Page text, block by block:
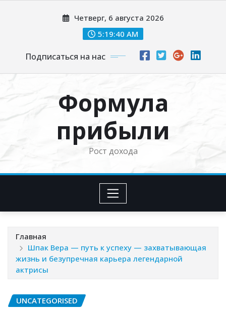
Четверг, 6 августа 2026
5:19:41 AM
Подписаться на нас
Формула
прибыли
Рост дохода
Главная
Шпак Вера — путь к успеху — захватывающая
жизнь и безупречная карьера легендарной
актрисы
UNCATEGORISED